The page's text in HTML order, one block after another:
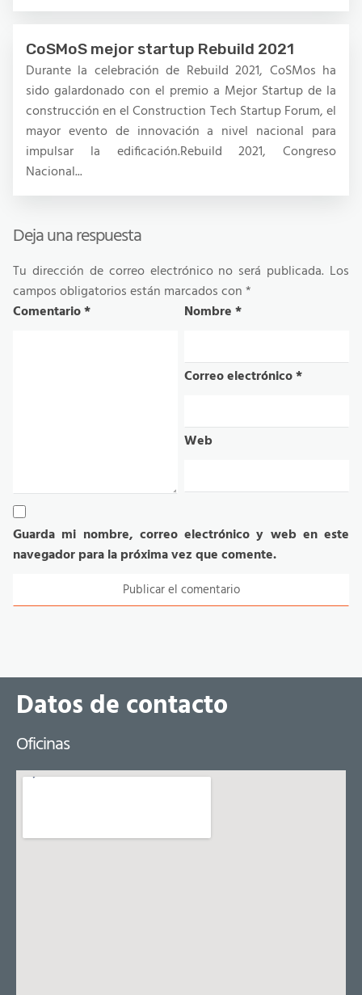
CoSMoS mejor startup Rebuild 2021
Durante la celebración de Rebuild 2021, CoSMos ha
sido galardonado con el premio a Mejor Startup de la
construcción en el Construction Tech Startup Forum, el
mayor evento de innovación a nivel nacional para
impulsar la edificación.Rebuild 2021, Congreso
Nacional...
Deja una respuesta
Tu dirección de correo electrónico no será publicada. Los
campos obligatorios están marcados con*
Comentario* Nombre*
Correo electrónico*
Web
Guarda mi nombre, correo electrónico y web en este
navegador para la próxima vez que comente.
Datos de contacto
Oficinas